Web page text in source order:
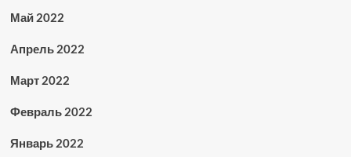
Май 2022
Апрель 2022
Март 2022
Февраль 2022
Январь 2022